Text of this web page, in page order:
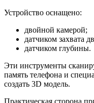
Устройство оснащено:
двойной камерой;
датчиком захвата
датчиком глубины.
Эти инструменты
память телефона и
создать 3D модель.
Практическая сторона